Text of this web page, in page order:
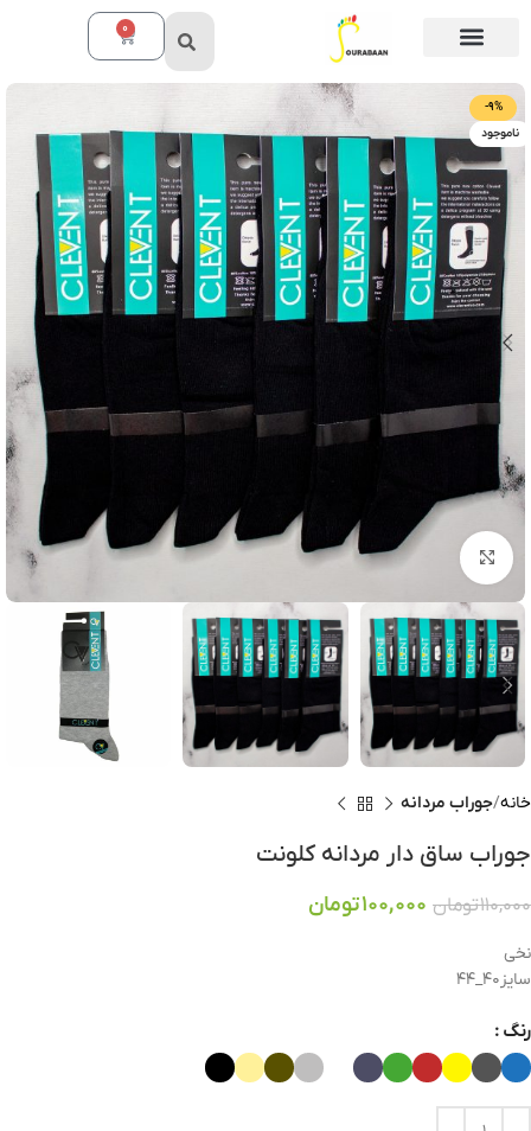
0
-9%
ناموجود
برای بزرگنمایی کلیک کنید
خانه جوراب مردانه
جوراب ساق دار مردانه کلونت
110,000تومان 100,000تومان
نخی
سایز40_44
رنگ